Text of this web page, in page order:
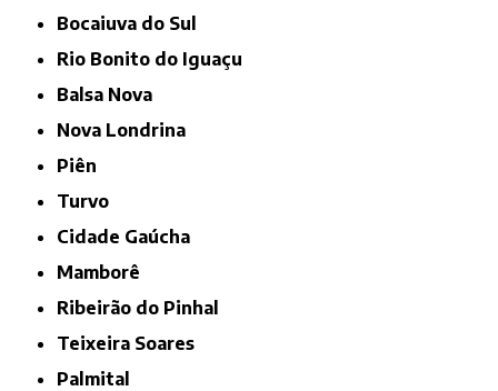
Bocaiuva do Sul
Rio Bonito do Iguaçu
Balsa Nova
Nova Londrina
Piên
Turvo
Cidade Gaúcha
Mamborê
Ribeirão do Pinhal
Teixeira Soares
Palmital